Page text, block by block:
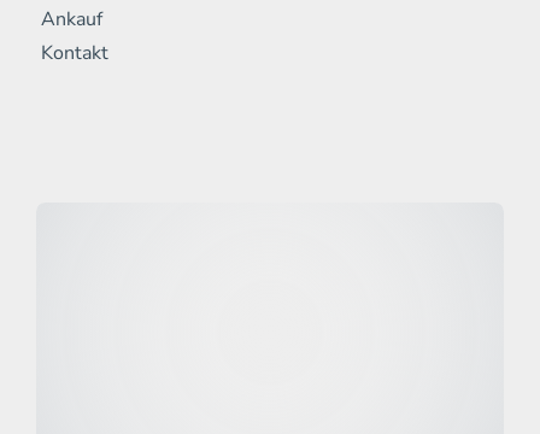
Ankauf
Kontakt